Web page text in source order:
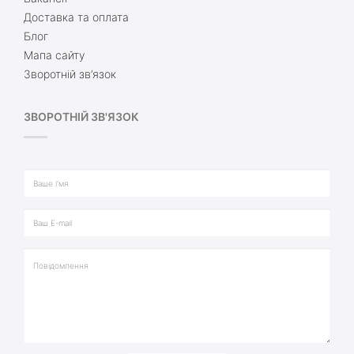
Доставка та оплата
Блог
Мапа сайту
Зворотній зв’язок
ЗВОРОТНІЙ ЗВ'ЯЗОК